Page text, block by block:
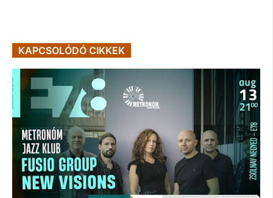
KAPCSOLÓDÓ CIKKEK